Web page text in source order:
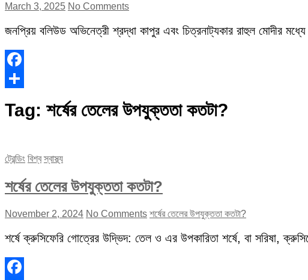
March 3, 2025 No Comments
জনপ্রিয় বলিউড অভিনেত্রী শ্রদ্ধা কাপুর এবং চিত্রনাট্যকার রাহুল মোদীর
Facebook
Tag: শর্ষের তেলের উপযুক্ততা কতটা?
ট্রেন্ডিং বিশ্ব স্বাস্থ্য
শর্ষের তেলের উপযুক্ততা কতটা?
November 2, 2024 No Comments শর্ষের তেলের উপযুক্ততা কতটা?
শর্ষে ক্রুসিফেরি গোত্রের উদ্ভিদ: তেল ও এর উপকারিতা শর্ষে, বা সরিষা,